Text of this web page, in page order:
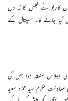
کاربو نے مجلس کا تہ دل
کیا جائے گا۔ ہسپتال کے
اجلاس منعقد ہوا جس کی
مکرم سید حمزہ سعید